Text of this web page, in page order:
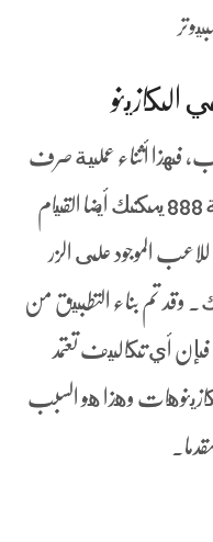
الكازينو
فهذا أثناء عملية صرف
العملات هذه. الكازينوهات العربية 888 يمكنك أيضا القيام
الموجود على الزر
وقد تم بناء التطبيق من
أي تكاليف تعتمد
وهذا هو السبب